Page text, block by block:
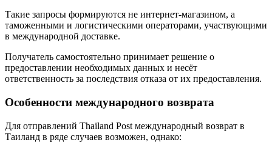
Такие запросы формируются не интернет-магазином, а
таможенными и логистическими операторами, участвующими
в международной доставке.
Получатель самостоятельно принимает решение о
предоставлении необходимых данных и несёт
ответственность за последствия отказа от их предоставления.
Особенности международного возврата
Для отправлений Thailand Post международный возврат в
Таиланд в ряде случаев возможен, однако: